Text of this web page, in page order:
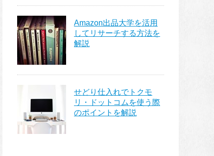
Amazon出品大学を活用
してリサーチする方法を
解説
せどり仕入れでトクモ
リ・ドットコムを使う際
のポイントを解説